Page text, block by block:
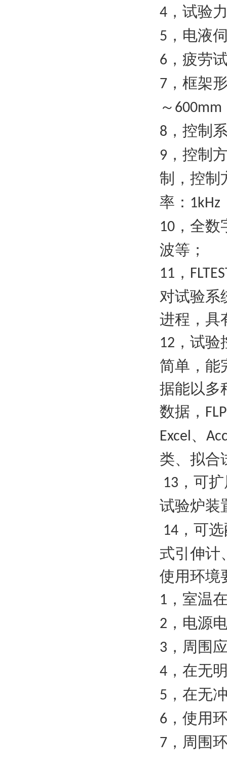
4 ，试验
5 ，电液
6 ，疲劳
7 ，框架
～ 600mm
8 ，控制
9 ，控制
制，控制
率： 1kHz
10 ，全
波等；
11 ，
对试验系
进程，具
12 ，试
简单，能
据能以多
数据，
Excel、
类、拟合
13 ，可
试验炉装
14 ，可
式引伸计
使用环境
1 ，室温
2 ， 电源
3 ，周围
4 ，在无
5 ，在无
6 ，使用
7 ，周围